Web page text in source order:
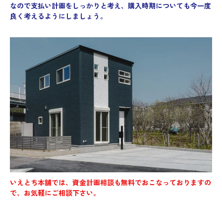
なので支払い計画をしっかりと考え、購入時期についても今一度
良く考えるようにしましょう。
いえとち本舗では、資金計画相談も無料でおこなっておりますの
で、お気軽にご相談下さい。